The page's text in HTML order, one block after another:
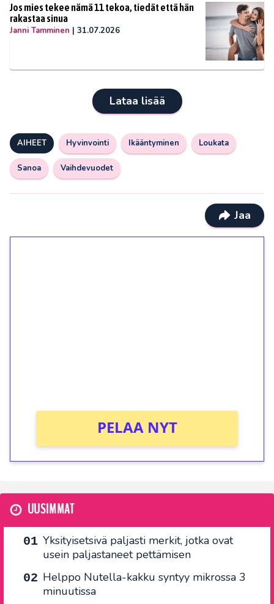
Jos mies tekee nämä 11 tekoa, tiedät että hän
rakastaa sinua
Janni Tamminen | 31.07.2026
Lataa lisää
AIHEET Hyvinvointi Ikääntyminen Loukata
Sanoa Vaihdevuodet
Jaa
PELAA NYT
UUSIMMAT
Yksityisetsivä paljasti merkit, jotka ovat
usein paljastaneet pettämisen
Helppo Nutella-kakku syntyy mikrossa 3
minuutissa